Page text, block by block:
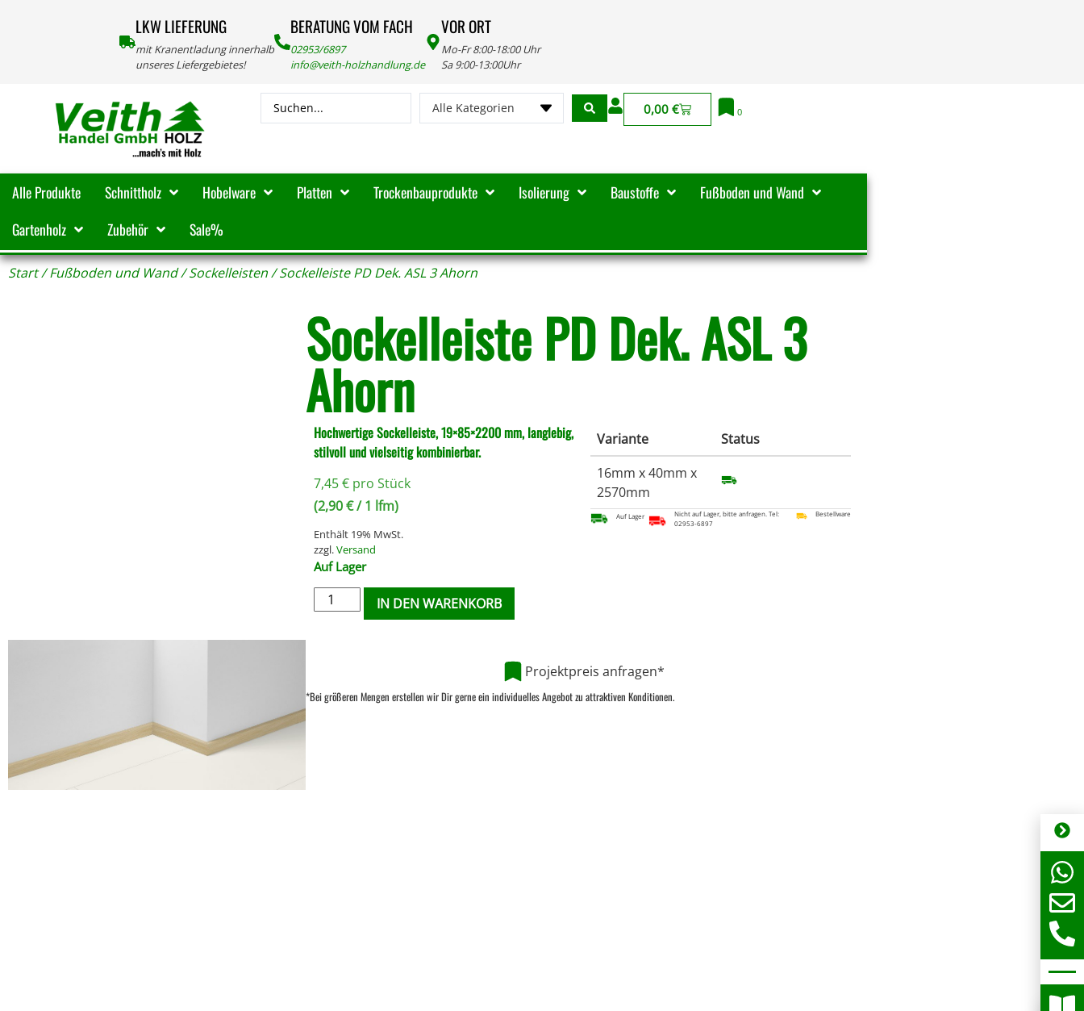
LKW LIEFERUNG
mit Kranentladung innerhalb
unseres Liefergebietes!
BERATUNG VOM FACH
02953/6897
info@veith-holzhandlung.de
VOR ORT
Mo-Fr 8:00-18:00 Uhr
Sa 9:00-13:00Uhr
Alle Kategorien 0,00 € 0
Alle Produkte Schnittholz Hobelware Platten Trockenbauprodukte Isolierung Baustoffe
Fußboden und Wand
Gartenholz
Zubehör Sale%
Start/Fußboden und Wand/Sockelleisten/ Sockelleiste PD Dek. ASL 3 Ahorn
Sockelleiste PD Dek. ASL 3
Ahorn
Hochwertige Sockelleiste, 19×85×2200 mm, langlebig,
stilvoll und vielseitig kombinierbar.
7,45€ pro Stück
(2,90€/ 1 lfm)
Enthält 19% MwSt.
zzgl.Versand
Auf Lager
IN DEN WARENKORB
Variante
Status
16mm x 40mm x
2570mm
Auf Lager
Nicht auf Lager, bitte anfragen. Tel:
02953-6897
Bestellware
Projektpreis anfragen*
*Bei größeren Mengen erstellen wir Dir gerne ein individuelles Angebot zu attraktiven Konditionen.